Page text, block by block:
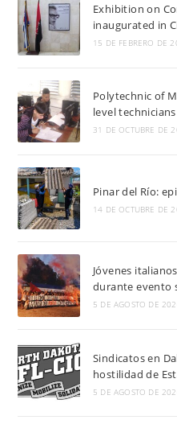
Exhibition on
inaugurated in
15 DE FEBRERO DE
Polytechnic of
level technicians
31 DE OCTUBRE DE
Pinar del Río:
14 DE OCTUBRE DE
Jóvenes
durante evento
5 DE AGOSTO DE
Sindicatos en
hostilidad de
5 DE AGOSTO DE